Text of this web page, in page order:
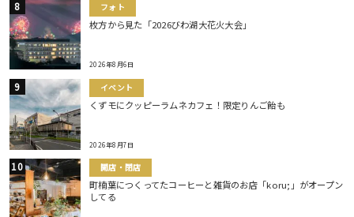
フォト
枚方から見た「2026びわ湖大花火大会」
2026年8月6日
イベント
くずモにクッピーラムネカフェ！限定りんご飴も
2026年8月7日
開店・閉店
町楠葉につくってたコーヒーと雑貨のお店「koru;」がオープン
してる